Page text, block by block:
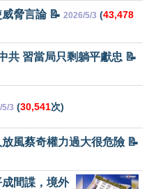
脅言論 📝 2026/5/3 (43,478
共 習當局只剩躺平獻忠 📝
3 (30,541次)
風蔡奇權力過大很危險 📝
間諜，境外